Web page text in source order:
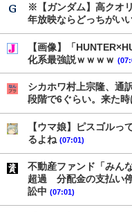
※【ガンダム】高クオ
年放映ならどっちがい
【画像】「
化系最強説ｗｗｗｗ
シカホワ村上宗隆、通
段階で6ぐらい。来た時
【ウマ娘】ピスゴルっ
るよね (07:01)
不動産ファンド「みん
超過 分配金の支払い
訟中 (07:01)